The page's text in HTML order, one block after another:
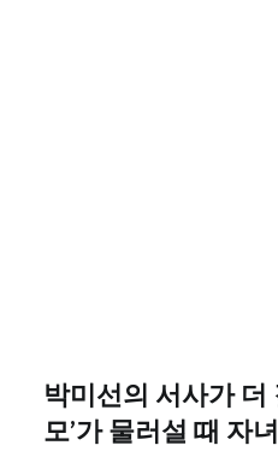
박미선의 서사가 더
모’가 물러설 때 자